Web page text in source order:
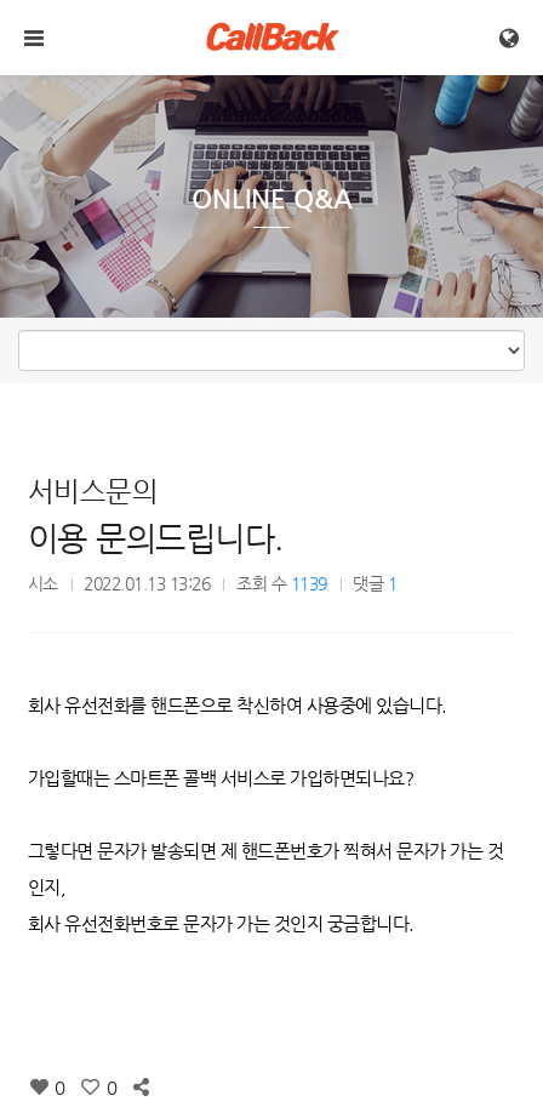
ONLINE Q&A
서비스문의
이용 문의드립니다.
시소 2022.01.13 13:26 조회 수 1139 댓글 1
회사 유선전화를 핸드폰으로 착신하여 사용중에 있습니다.
가입할때는 스마트폰 콜백 서비스로 가입하면되나요?
그렇다면 문자가 발송되면 제 핸드폰번호가 찍혀서 문자가 가는 것
인지,
회사 유선전화번호로 문자가 가는 것인지 궁금합니다.
0 0